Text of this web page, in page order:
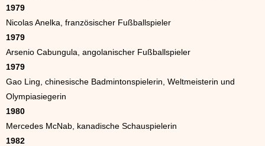
1979
Nicolas Anelka, französischer Fußballspieler
1979
Arsenio Cabungula, angolanischer Fußballspieler
1979
Gao Ling, chinesische Badmintonspielerin, Weltmeisterin und
Olympiasiegerin
1980
Mercedes McNab, kanadische Schauspielerin
1982